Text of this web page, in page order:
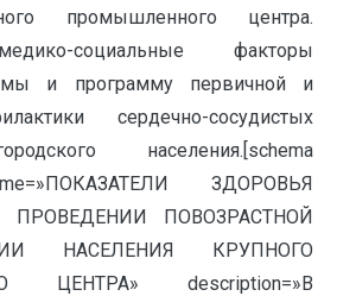
промышленного центра.
социальные факторы
и программу первичной и
сердечно-сосудистых
населения.[schema
ЗДОРОВЬЯ
ПОВОЗРАСТНОЙ
НАСЕЛЕНИЯ КРУПНОГО
ЦЕНТРА» description=»В